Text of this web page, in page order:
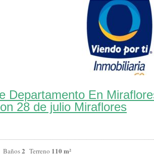
Departamento En
28 de julio Miraflores
Baños2 Terreno 110 m²